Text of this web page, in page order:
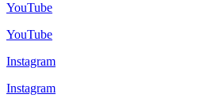
YouTube
YouTube
Instagram
Instagram